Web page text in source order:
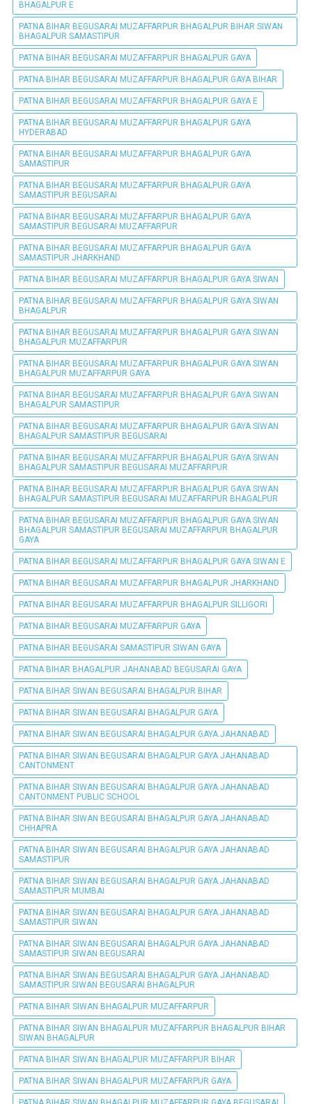
BHAGALPUR E
PATNA BIHAR BEGUSARAI MUZAFFARPUR BHAGALPUR BIHAR SIWAN
BHAGALPUR SAMASTIPUR
PATNA BIHAR BEGUSARAI MUZAFFARPUR BHAGALPUR GAYA
PATNA BIHAR BEGUSARAI MUZAFFARPUR BHAGALPUR GAYA BIHAR
PATNA BIHAR BEGUSARAI MUZAFFARPUR BHAGALPUR GAYA E
PATNA BIHAR BEGUSARAI MUZAFFARPUR BHAGALPUR GAYA
HYDERABAD
PATNA BIHAR BEGUSARAI MUZAFFARPUR BHAGALPUR GAYA
SAMASTIPUR
PATNA BIHAR BEGUSARAI MUZAFFARPUR BHAGALPUR GAYA
SAMASTIPUR BEGUSARAI
PATNA BIHAR BEGUSARAI MUZAFFARPUR BHAGALPUR GAYA
SAMASTIPUR BEGUSARAI MUZAFFARPUR
PATNA BIHAR BEGUSARAI MUZAFFARPUR BHAGALPUR GAYA
SAMASTIPUR JHARKHAND
PATNA BIHAR BEGUSARAI MUZAFFARPUR BHAGALPUR GAYA SIWAN
PATNA BIHAR BEGUSARAI MUZAFFARPUR BHAGALPUR GAYA SIWAN
BHAGALPUR
PATNA BIHAR BEGUSARAI MUZAFFARPUR BHAGALPUR GAYA SIWAN
BHAGALPUR MUZAFFARPUR
PATNA BIHAR BEGUSARAI MUZAFFARPUR BHAGALPUR GAYA SIWAN
BHAGALPUR MUZAFFARPUR GAYA
PATNA BIHAR BEGUSARAI MUZAFFARPUR BHAGALPUR GAYA SIWAN
BHAGALPUR SAMASTIPUR
PATNA BIHAR BEGUSARAI MUZAFFARPUR BHAGALPUR GAYA SIWAN
BHAGALPUR SAMASTIPUR BEGUSARAI
PATNA BIHAR BEGUSARAI MUZAFFARPUR BHAGALPUR GAYA SIWAN
BHAGALPUR SAMASTIPUR BEGUSARAI MUZAFFARPUR
PATNA BIHAR BEGUSARAI MUZAFFARPUR BHAGALPUR GAYA SIWAN
BHAGALPUR SAMASTIPUR BEGUSARAI MUZAFFARPUR BHAGALPUR
PATNA BIHAR BEGUSARAI MUZAFFARPUR BHAGALPUR GAYA SIWAN
BHAGALPUR SAMASTIPUR BEGUSARAI MUZAFFARPUR BHAGALPUR
GAYA
PATNA BIHAR BEGUSARAI MUZAFFARPUR BHAGALPUR GAYA SIWAN E
PATNA BIHAR BEGUSARAI MUZAFFARPUR BHAGALPUR JHARKHAND
PATNA BIHAR BEGUSARAI MUZAFFARPUR BHAGALPUR SILLIGORI
PATNA BIHAR BEGUSARAI MUZAFFARPUR GAYA
PATNA BIHAR BEGUSARAI SAMASTIPUR SIWAN GAYA
PATNA BIHAR BHAGALPUR JAHANABAD BEGUSARAI GAYA
PATNA BIHAR SIWAN BEGUSARAI BHAGALPUR BIHAR
PATNA BIHAR SIWAN BEGUSARAI BHAGALPUR GAYA
PATNA BIHAR SIWAN BEGUSARAI BHAGALPUR GAYA JAHANABAD
PATNA BIHAR SIWAN BEGUSARAI BHAGALPUR GAYA JAHANABAD
CANTONMENT
PATNA BIHAR SIWAN BEGUSARAI BHAGALPUR GAYA JAHANABAD
CANTONMENT PUBLIC SCHOOL
PATNA BIHAR SIWAN BEGUSARAI BHAGALPUR GAYA JAHANABAD
CHHAPRA
PATNA BIHAR SIWAN BEGUSARAI BHAGALPUR GAYA JAHANABAD
SAMASTIPUR
PATNA BIHAR SIWAN BEGUSARAI BHAGALPUR GAYA JAHANABAD
SAMASTIPUR MUMBAI
PATNA BIHAR SIWAN BEGUSARAI BHAGALPUR GAYA JAHANABAD
SAMASTIPUR SIWAN
PATNA BIHAR SIWAN BEGUSARAI BHAGALPUR GAYA JAHANABAD
SAMASTIPUR SIWAN BEGUSARAI
PATNA BIHAR SIWAN BEGUSARAI BHAGALPUR GAYA JAHANABAD
SAMASTIPUR SIWAN BEGUSARAI BHAGALPUR
PATNA BIHAR SIWAN BHAGALPUR MUZAFFARPUR
PATNA BIHAR SIWAN BHAGALPUR MUZAFFARPUR BHAGALPUR BIHAR
SIWAN BHAGALPUR
PATNA BIHAR SIWAN BHAGALPUR MUZAFFARPUR BIHAR
PATNA BIHAR SIWAN BHAGALPUR MUZAFFARPUR GAYA